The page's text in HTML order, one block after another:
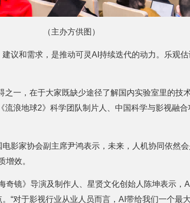
（主办方供图）
议和需求，是推动可灵AI持续迭代的动力。乐观
之一，在于大家既缺少途径了解国内实验室里的技
流浪地球2》科学团队制片人、中国科学与影视融
影家协会副主席尹鸿表示，未来，人机协同依然
增效。
奇镜》导演及制作人、星贤文化创始人陈坤表示，
“对于影视行业从业人员而言，AI带给我们一个最